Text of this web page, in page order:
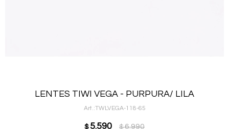
LENTES TIWI VEGA - PURPURA/ LILA
TWLVEGA-118-65
$ 5.590 $ 6.990